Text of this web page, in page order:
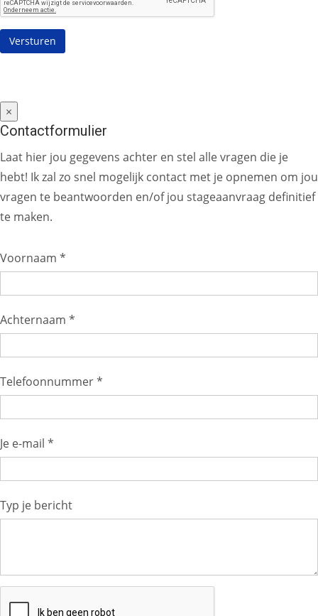
×
Contactformulier
Laat hier jou gegevens achter en stel alle vragen die je
hebt! Ik zal zo snel mogelijk contact met je opnemen om jou
vragen te beantwoorden en/of jou stageaanvraag definitief
te maken.
Voornaam *
Achternaam *
Telefoonnummer *
Je e-mail *
Typ je bericht